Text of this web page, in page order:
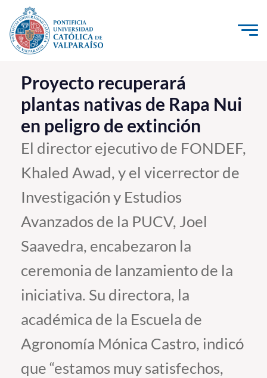
Click acá para ir directamente al contenido
La Universidad
Investigación, Creación e Innovación
PUCV Internacional
Vinculación con el Medio
Admisión
Estudiantes
Académicos
Funcionarios
Alumni
Proyecto recuperará
plantas nativas de Rapa Nui
en peligro de extinción
El director ejecutivo de FONDEF,
Khaled Awad, y el vicerrector de
Investigación y Estudios
Avanzados de la PUCV, Joel
Saavedra, encabezaron la
ceremonia de lanzamiento de la
iniciativa. Su directora, la
académica de la Escuela de
Agronomía Mónica Castro, indicó
que “estamos muy satisfechos,